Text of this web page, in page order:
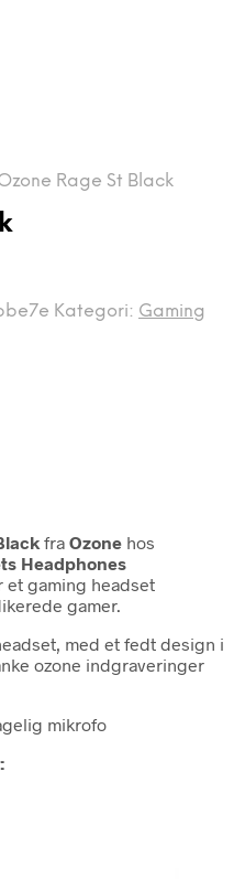
Rage St Black
Kategori: Gaming
fra Ozone hos
Headphones
et gaming headset
gamer.
med et fedt design i
ozone indgraveringer
mikrofo